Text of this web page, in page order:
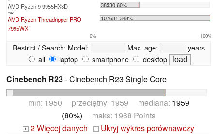
AMD Ryzen 9 9955HX3D 38530 60%
max:
AMD Ryzen Threadripper PRO
7995WX
107681 348%
0% 100%
Restrict / Search: Model: Max. age:
years
all
laptop smartphone desktop
Cinebench R23- Cinebench R23 Single Core
min: 1950 przeciętny: 1959 mediana: 1959
(80%) maks: 1968 Points
+ 2 Więcej danych - Ukryj wykres porównawczy